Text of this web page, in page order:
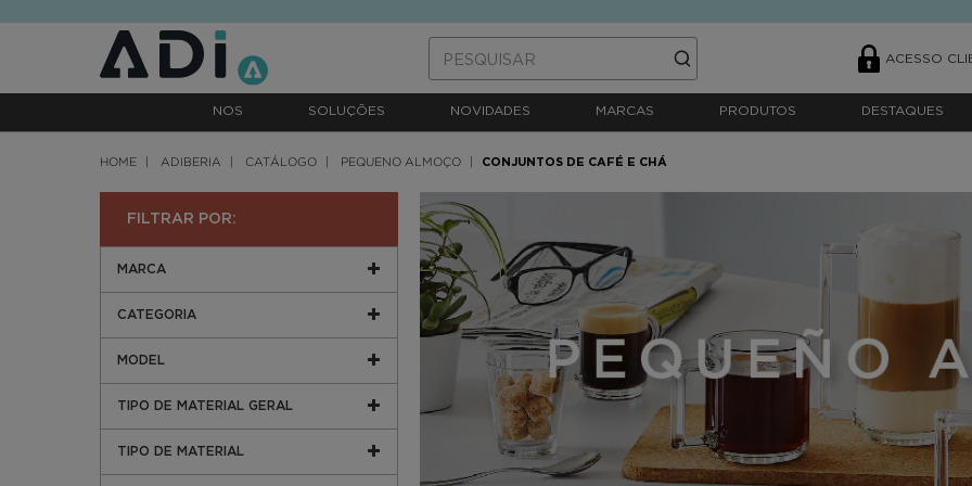
ACESSO
NOS SOLUÇÕES NOVIDADES MARCAS PRODUTOS DESTAQUES
HOME ADIBERIA CATÁLOGO PEQUENO ALMOÇO CONJUNTOS DE CAFÉ E CHÁ
FILTRAR POR:
MARCA
CATEGORIA
MODEL
TIPO DE MATERIAL GERAL
TIPO DE MATERIAL